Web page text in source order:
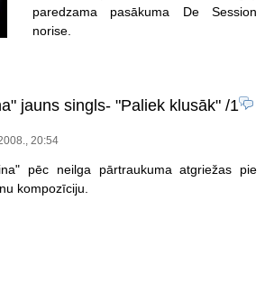
paredzama pasākuma De Session
norise.
jauns singls- "Paliek klusāk"/1
20:54
pēc neilga pārtraukuma atgriežas pie
kompozīciju.